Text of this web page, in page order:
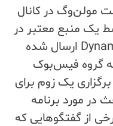
مولن‌وگ در کانال
یک منبع معتبر در
گروه فیس‌بوک Dynamic WordPress ارسال شده
گروه فیس‌بوک
یک زوم برای
در مورد برنامه
از گفتگوهایی که